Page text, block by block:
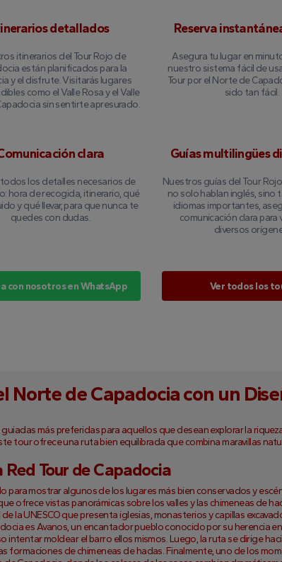
detallados
itinerarios del Tour Rojo de
están planificados para la
y el disfrute. Visitarás lugares
como el Valle Rosa y el Valle
sin sentirte apresurado.
Reserva
Asegura tu lugar en
nuestro sistema fácil de
Tour por el Norte de
sido tan fácil.
clara
los detalles necesarios de
hora de recogida, itinerario, qué
y qué llevar, para que nunca te
quedes con dudas.
Guías multilingües
Nuestros guías del Tour
no solo hablan inglés, sino
idiomas importantes,
comunicación clara para
diversos
con nosotros en WhatsApp Ver todos los
Norte de Capadocia con un
más preferidas para aquellos que desean explorar la
tour ofrece una ruta bien equilibrada que combina maravillas
Tour de Capadocia
para mostrar algunos de los lugares más bien conservados y
ofrece vistas panorámicas sobre los valles y las chimeneas de
la UNESCO que presenta iglesias, monasterios y capillas
es Avanos, un encantador pueblo conocido por su herencia
intentar moldear el barro ellos mismos. Luego, la ruta se dirige
formaciones de chimeneas de hadas. Finalmente, uno de los